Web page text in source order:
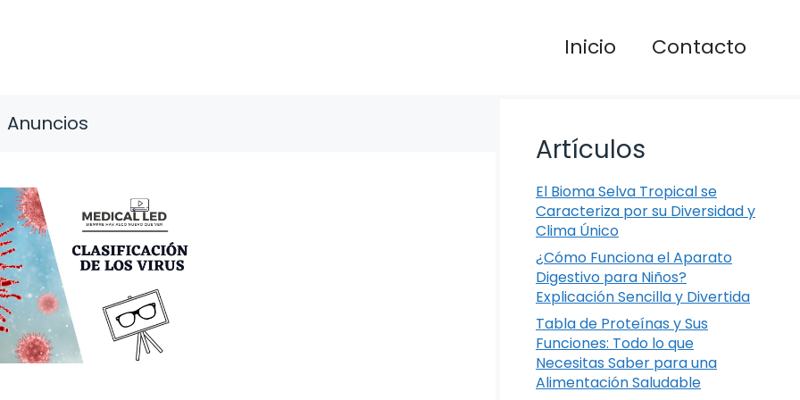
Inicio Contacto
Anuncios
Artículos
El Bioma Selva Tropical se
Caracteriza por su Diversidad y
Clima Único
¿Cómo Funciona el Aparato
Digestivo para Niños?
Explicación Sencilla y Divertida
Tabla de Proteínas y Sus
Funciones: Todo lo que
Necesitas Saber para una
Alimentación Saludable